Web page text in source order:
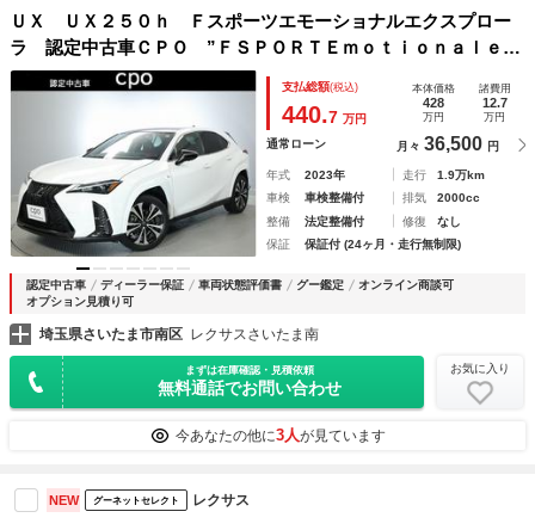
ＵＸ ＵＸ２５０ｈ Ｆスポーツエモーショナルエクスプロー
ラ 認定中古車ＣＰＯ ”ＦＳＰＯＲＴＥｍｏｔｉｏｎａｌｅｘ
ｐｌｏｒｅｒ”ボディーカラー／ブラックルーフ／ホワイトノー
ヴァガラスフレーク／内装／ＬＴＥＸ／ブラック＆フレアレッ
支払総額(税込)
440.7 万円
本体価格
428
万円
諸費用
12.7
万円
通常ローン 月々 36,500 円
年式 2023年 走行
1.9万km
車検
車検整備付 排気
2000cc
整備
法定整備付 修復
なし
保証
保証付 (24ヶ月・走行無制限)
認定中古車 ディーラー保証 車両状態評価書 グー鑑定
オンライン商談可
オプション見積り可
埼玉県さいたま市南区 レクサスさいたま南
まずは在庫確認・見積依頼
無料通話でお問い合わせ
お気に入り
今あなたの他に3人が見ています
NEW グーネットセレクト レクサス